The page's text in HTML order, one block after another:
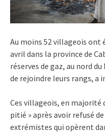
Au moins 52 villageois ont
avril dans la province de
réserves de gaz, au nord
de rejoindre leurs rangs, a
Ces villageois, en majorité
pitié » après avoir refusé
extrémistes qui opèrent